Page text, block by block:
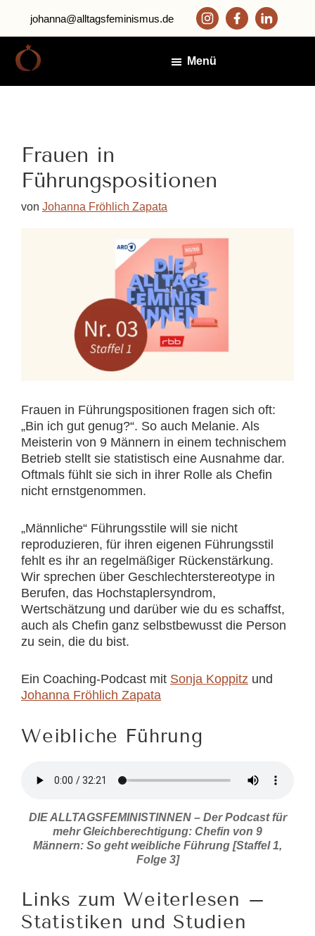
Inhalt
springen
Fußzeile
springen
johanna@alltagsfeminismus.de
Menü
Frauen in
Führungspositionen
von Johanna Fröhlich Zapata
Frauen in Führungspositionen fragen sich oft:
„Bin ich gut genug?“. So auch Melanie. Als
Meisterin von 9 Männern in einem technischem
Betrieb stellt sie statistisch eine Ausnahme dar.
Oftmals fühlt sie sich in ihrer Rolle als Chefin
nicht ernstgenommen.
„Männliche“ Führungsstile will sie nicht
reproduzieren, für ihren eigenen Führungsstil
fehlt es ihr an regelmäßiger Rückenstärkung.
Wir sprechen über Geschlechterstereotype in
Berufen, das Hochstaplersyndrom,
Wertschätzung und darüber wie du es schaffst,
auch als Chefin ganz selbstbewusst die Person
zu sein, die du bist.
Ein Coaching-Podcast mit Sonja Koppitz und
Johanna Fröhlich Zapata
Weibliche Führung
DIE ALLTAGSFEMINISTINNEN – Der Podcast für
mehr Gleichberechtigung: Chefin von 9
Männern: So geht weibliche Führung [Staffel 1,
Folge 3]
Links zum Weiterlesen –
Statistiken und Studien